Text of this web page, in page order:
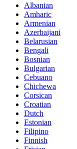
Albanian
Amharic
Armenian
Azerbaijani
Belarusian
Bengali
Bosnian
Bulgarian
Cebuano
Chichewa
Corsican
Croatian
Dutch
Estonian
Filipino
Finnish